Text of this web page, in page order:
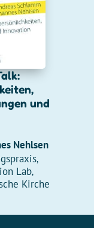
und
Nehlsen
,
Lab,
Kirche